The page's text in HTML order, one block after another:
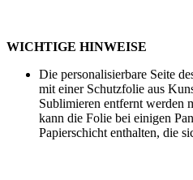
WICHTIGE HINWEISE
Die personalisierbare Seite
mit einer Schutzfolie aus
Sublimieren entfernt werden
kann die Folie bei einigen
Papierschicht enthalten, die